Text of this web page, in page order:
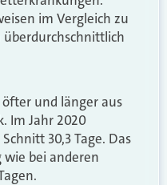
im Vergleich zu
und länger aus
Im Jahr 2020
30,3 Tage. Das
wie bei anderen